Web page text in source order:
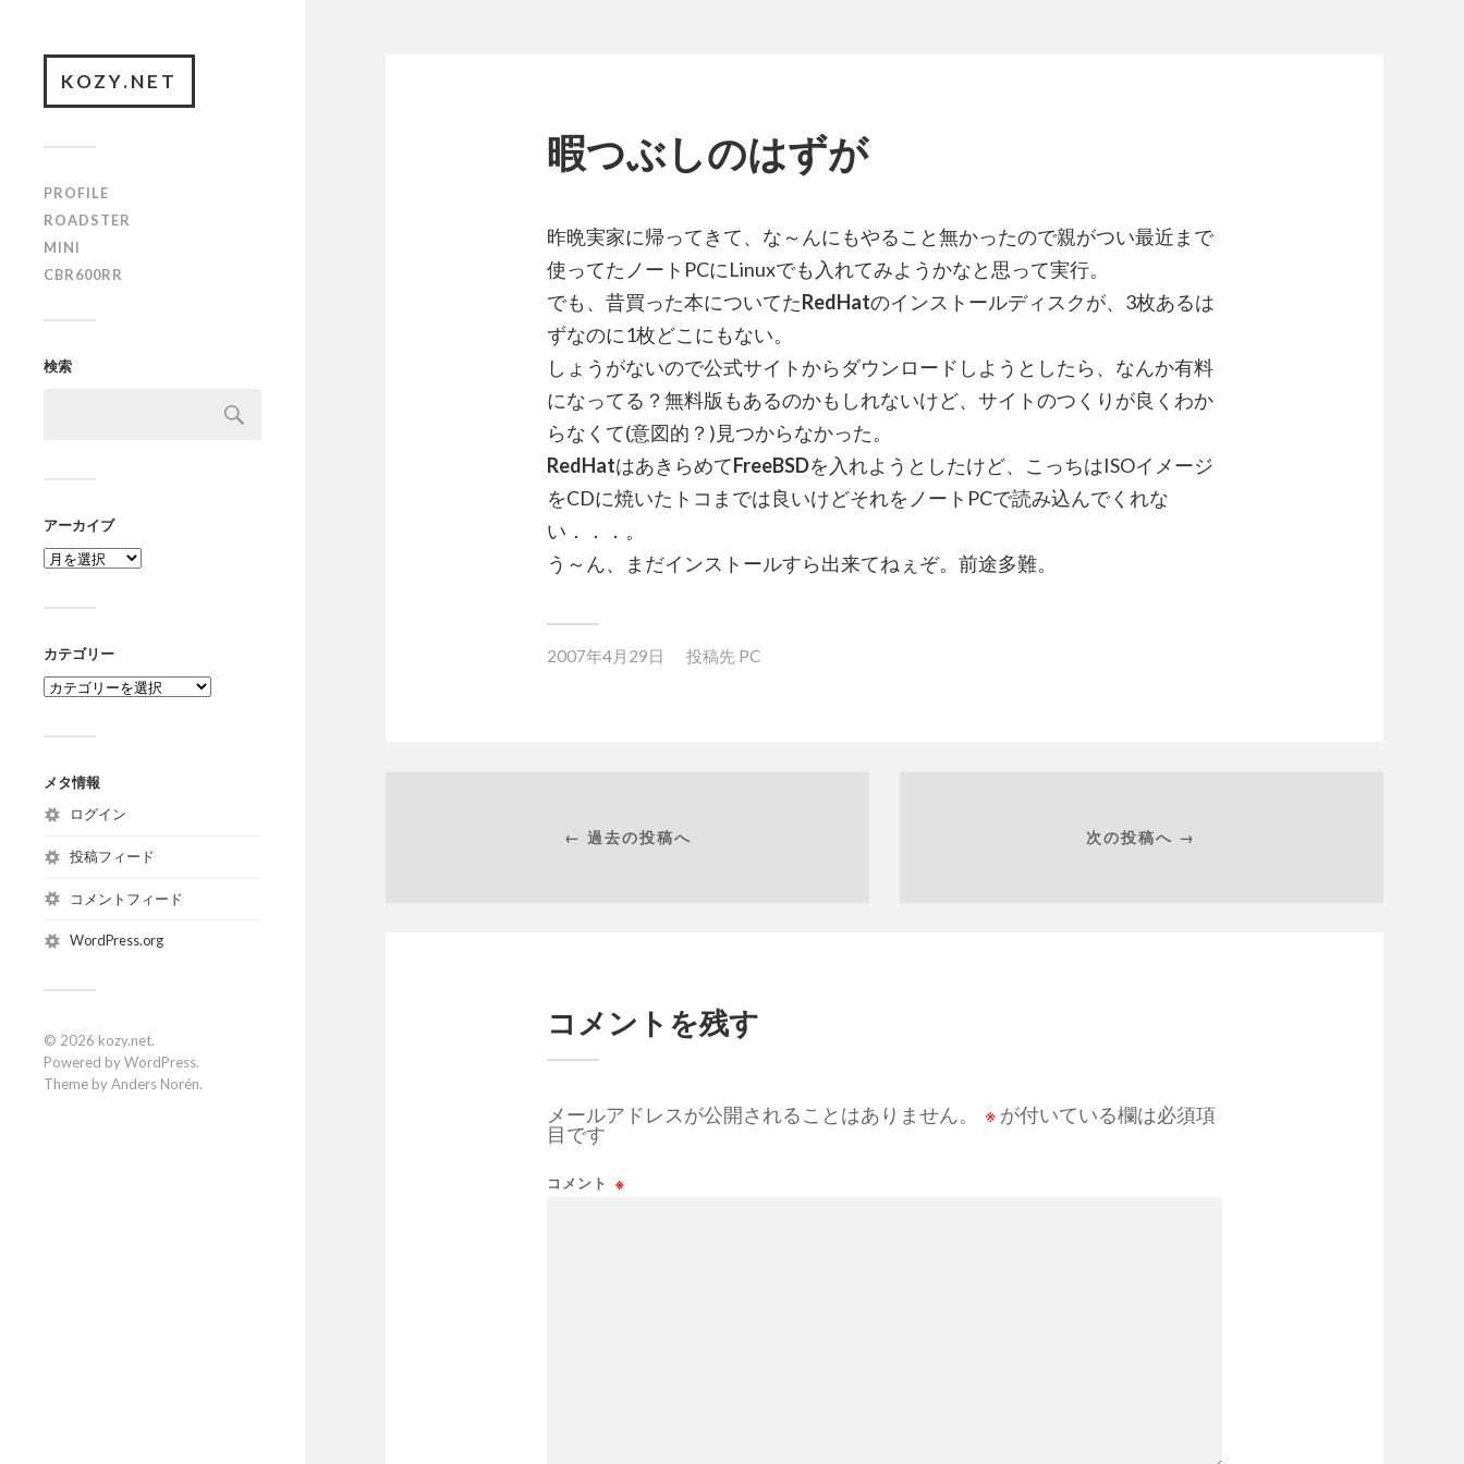
KOZY.NET
PROFILE
ROADSTER
MINI
CBR600RR
検索
アーカイブ
カテゴリー
メタ情報
ログイン
投稿フィード
コメントフィード
WordPress.org
© 2026 kozy.net.
Powered byWordPress.
Theme byAnders Norén.
暇つぶしのはずが
昨晩実家に帰ってきて、な～んにもやること無かったので親がつい最近まで
使ってたノートPCにLinuxでも入れてみようかなと思って実行。
でも、昔買った本についてたRedHatのインストールディスクが、3枚あるは
ずなのに1枚どこにもない。
しょうがないので公式サイトからダウンロードしようとしたら、なんか有料
になってる？無料版もあるのかもしれないけど、サイトのつくりが良くわか
らなくて(意図的？)見つからなかった。
RedHatはあきらめてFreeBSDを入れようとしたけど、こっちはISOイメージ
をCDに焼いたトコまでは良いけどそれをノートPCで読み込んでくれな
い．．．。
う～ん、まだインストールすら出来てねぇぞ。前途多難。
2007年4月29日 投稿先 PC
← 過去の投稿へ 次の投稿へ →
コメントを残す
メールアドレスが公開されることはありません。 ※ が付いている欄は必須項
目です
コメント ※